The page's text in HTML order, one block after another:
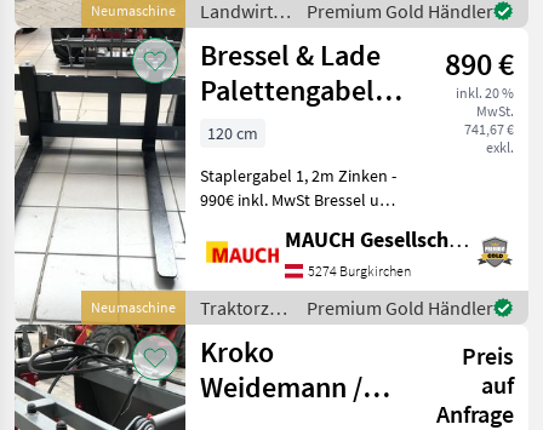
Neumaschine
Alle Aufn
Landwirtsch.
Motorfahrzeuge
/ SAT
Premium Gold Händler
Neumaschine
Bressel & Lade
Palettengabel
AKTION 1m
Zinken
890 €
inkl. 20 %
MwSt.
741,67 €
exkl.
120 cm
Staplergabel 1, 2m Zinken -
990€ inkl. MwSt Bressel und
Deutsches
Qualitätsprodukt von der
Firma Bressel & Lade -
passend für Euro -
Aufnahme
MAUCH Gesellschaft m.b.H. & Co.KG
5274 Burgkirchen
Traktorzubehör
/ Bressel &
Lade
Premium Gold Händler
Kroko
Weidemann /
Preis
auf
Anfrage